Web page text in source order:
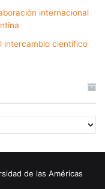
internacional
intercambio científico
de las Américas